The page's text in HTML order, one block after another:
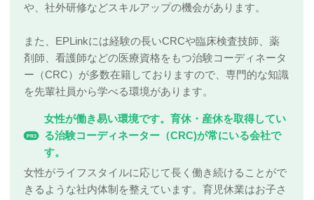
や、社外研修などスキルアップの機会があります。
また、EPLinkには経験の長いCRCや臨床検査技師、薬
剤師、看護師などの医療資格をもつ治験コーディネータ
ー（CRC）が多数在籍しておりますので、専門的な知識
を先輩社員から学べる環境があります。
PR3
女性が働き易い環境です。育休・産休を取得してい
る治験コーディネーター（CRC)が常にいる会社で
す。
女性がライフスタイルに応じて長く働き続けることがで
きるような社内体制を整えています。育児休業はお子さ